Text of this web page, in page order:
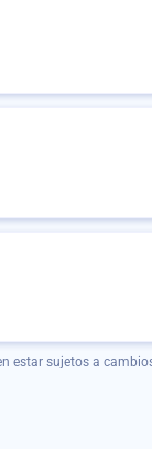
estar sujetos a